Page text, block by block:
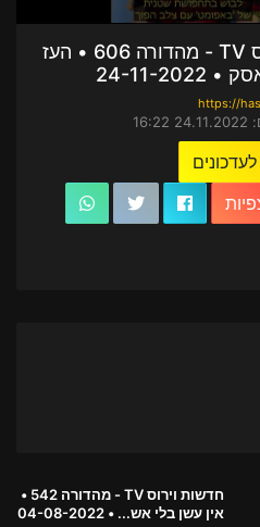
חדשות וירוס TV - מהדורה 606 • העז
11-2022
https://
חדשות וירוס TV - מהדורה 542 •
אין עשן בלי אש... • 04-08-2022